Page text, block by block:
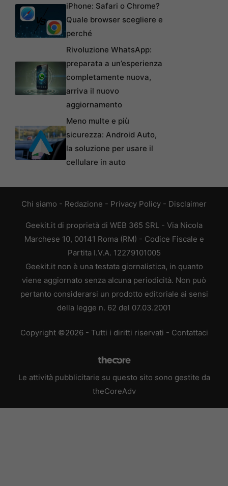
iPhone: Safari o Chrome?
Quale browser scegliere e
perché
Rivoluzione WhatsApp:
preparata a un’esperienza
completamente nuova,
arriva il nuovo
aggiornamento
Meno multe e più
sicurezza: Android Auto,
la soluzione per usare il
cellulare in auto
Chi siamo - Redazione - Privacy Policy - Disclaimer
Geekit.it di proprietà di WEB 365 SRL - Via Nicola
Marchese 10, 00141 Roma (RM) - Codice Fiscale e
Partita I.V.A. 12279101005
Geekit.it non è una testata giornalistica, in quanto
viene aggiornato senza alcuna periodicità. Non può
pertanto considerarsi un prodotto editoriale ai sensi
della legge n. 62 del 07.03.2001
Copyright ©2026 - Tutti i diritti riservati - Contattaci
Le attività pubblicitarie su questo sito sono gestite da
theCoreAdv